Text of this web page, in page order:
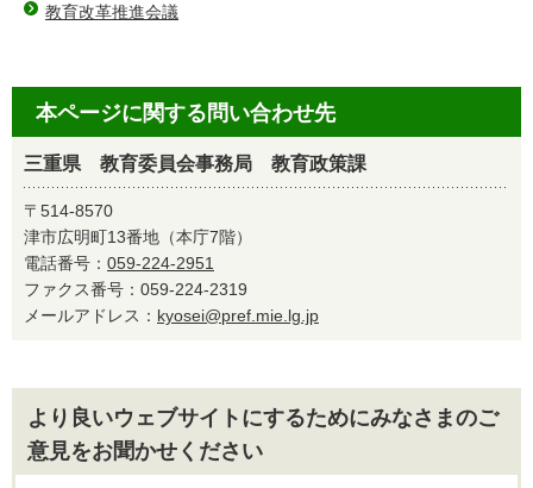
教育改革推進会議
本ページに関する問い合わせ先
三重県 教育委員会事務局 教育政策課
〒514-8570
津市広明町13番地（本庁7階）
電話番号： 059-224-2951
ファクス番号：059-224-2319
メールアドレス： kyosei@pref.mie.lg.jp
より良いウェブサイトにするためにみなさまのご
意見をお聞かせください